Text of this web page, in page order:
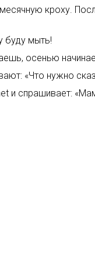
кроху.
буду мыть!
осенью
«Что нужно
и спрашивает: